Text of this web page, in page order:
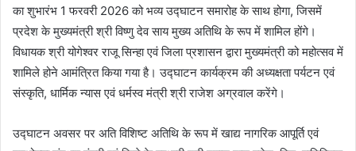
का शुभारंभ 1 फरवरी 2026 को भव्य उद्घाटन समारोह के साथ होगा, जिसमें
प्रदेश के मुख्यमंत्री श्री विष्णु देव साय मुख्य अतिथि के रूप में शामिल होंगे।
विधायक श्री योगेश्वर राजू सिन्हा एवं जिला प्रशासन द्वारा मुख्यमंत्री को महोत्सव में
शामिले होने आमंत्रित किया गया है। उद्घाटन कार्यक्रम की अध्यक्षता पर्यटन एवं
संस्कृति, धार्मिक न्यास एवं धर्मस्व मंत्री श्री राजेश अग्रवाल करेंगे।
उद्घाटन अवसर पर अति विशिष्ट अतिथि के रूप में खाद्य नागरिक आपूर्ति एवं